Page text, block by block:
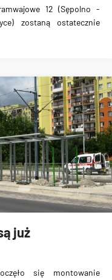
12 (Sępolno -
zostaną ostatecznie
już
się montowanie